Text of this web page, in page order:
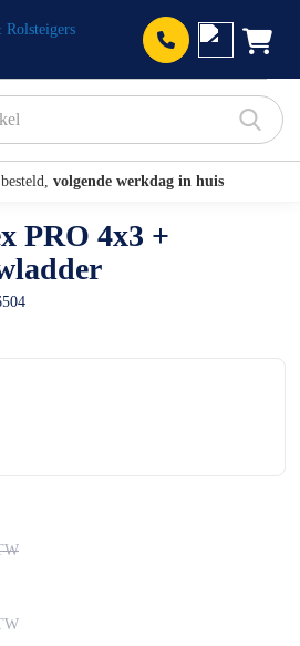
volgende werkdag in huis
1 dag een gratis offerte
PRO 4x3 +